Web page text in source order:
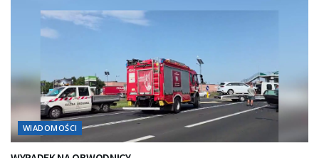
WIADOMOŚCI